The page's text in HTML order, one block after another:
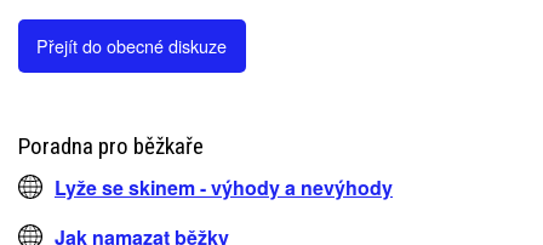
Přejít do obecné diskuze
Poradna pro běžkaře
Lyže se skinem - výhody a nevýhody
Jak namazat běžky